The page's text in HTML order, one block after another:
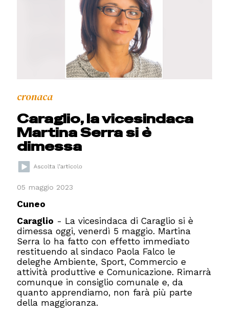
cronaca
Caraglio, la vicesindaca
Martina Serra si è
dimessa
05 maggio 2023
Cuneo
Caraglio - La vicesindaca di Caraglio si è
dimessa oggi, venerdì 5 maggio. Martina
Serra lo ha fatto con effetto immediato
restituendo al sindaco Paola Falco le
deleghe Ambiente, Sport, Commercio e
attività produttive e Comunicazione. Rimarrà
comunque in consiglio comunale e, da
quanto apprendiamo, non farà più parte
della maggioranza.